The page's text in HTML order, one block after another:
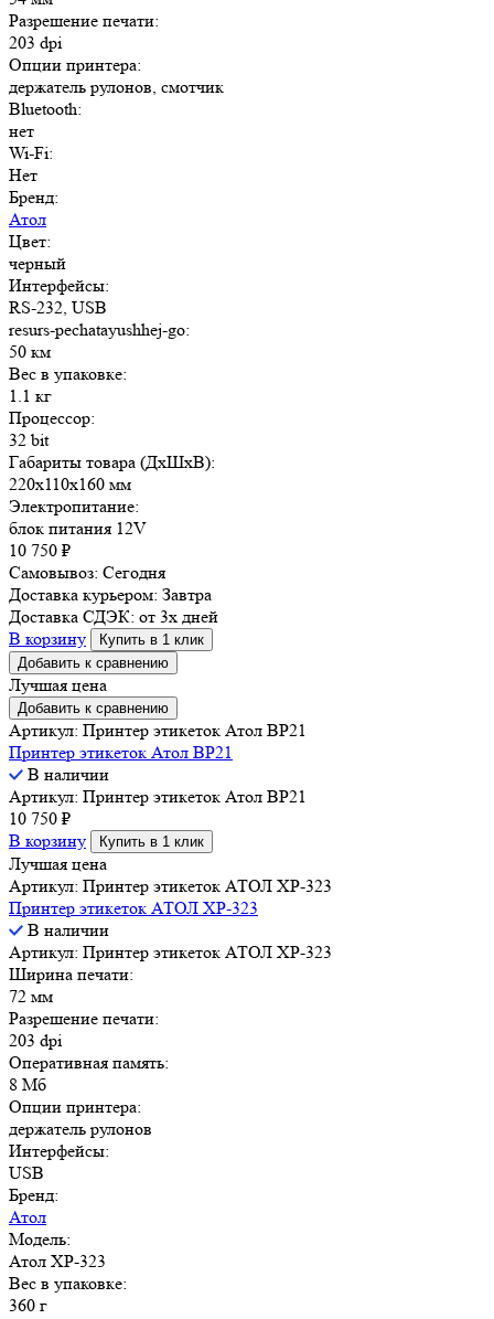
Разрешение печати:
203 dpi
Опции принтера:
держатель рулонов, смотчик
Bluetooth:
нет
Wi-Fi:
Нет
Бренд:
Атол
Цвет:
черный
Интерфейсы:
RS-232, USB
resurs-pechatayushhej-go:
50 км
Вес в упаковке:
1.1 кг
Процессор:
32 bit
Габариты товара (ДxШxВ):
220x110x160 мм
Электропитание:
блок питания 12V
10 750 ₽
Самовывоз: Сегодня
Доставка курьером: Завтра
Доставка СДЭК: от 3х дней
В корзину
Купить в 1 клик
Добавить к сравнению
Лучшая цена
Добавить к сравнению
Артикул: Принтер этикеток Атол BP21
Принтер этикеток Атол BP21
В наличии
Артикул: Принтер этикеток Атол BP21
10 750 ₽
В корзину
Купить в 1 клик
Лучшая цена
Артикул: Принтер этикеток АТОЛ XP-323
Принтер этикеток АТОЛ XP-323
В наличии
Артикул: Принтер этикеток АТОЛ XP-323
Ширина печати:
72 мм
Разрешение печати:
203 dpi
Оперативная память:
8 Мб
Опции принтера:
держатель рулонов
Интерфейсы:
USB
Бренд:
Атол
Модель:
Атол XP-323
Вес в упаковке:
360 г